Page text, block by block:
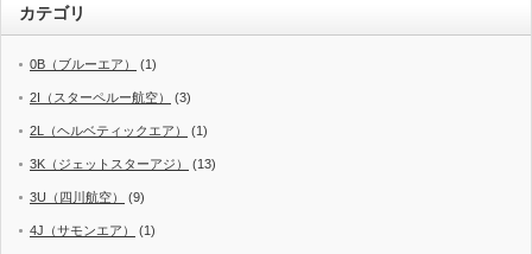
カテゴリ
0B（ブルーエア） (1)
2I（スターペルー航空） (3)
2L（ヘルベティックエア） (1)
3K（ジェットスターアジ） (13)
3U（四川航空） (9)
4J（サモンエア） (1)